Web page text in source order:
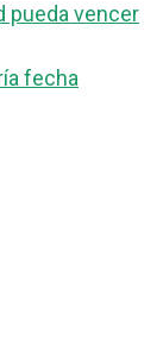
pueda vencer
fecha